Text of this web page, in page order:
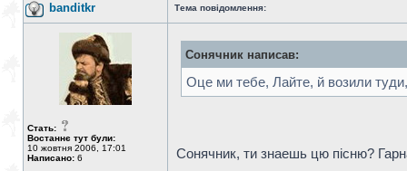
banditkr Тема повідомлення:
Стать:
Востаннє тут були:
10 жовтня 2006, 17:01
Написано: 6
Сонячник написав:
Оце ми тебе, Лайте, й возили
Сонячник, ти знаешь цю пісню?